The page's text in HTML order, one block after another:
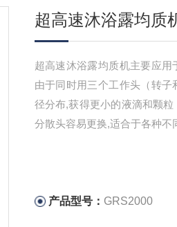
超高速沐浴露均质
超高速沐浴露均质机主要应用
由于同时用三个工作头（转
径分布,获得更小的液滴和颗粒
分散头容易更换,适合于各种不
产品型号： GRS2000